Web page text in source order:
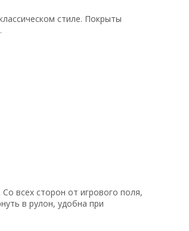
стиле. Покрыты
всех сторон от игрового поля,
в рулон, удобна при